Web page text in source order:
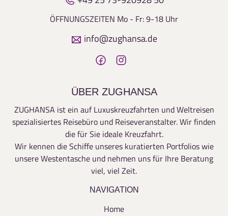
SHUTTERSTOCK
ÖFFNUNGSZEITEN Mo - Fr: 9-18 Uhr
info@zughansa.de
ÜBER ZUGHANSA
ZUGHANSA ist ein auf Luxuskreuzfahrten und Weltreisen
spezialisiertes Reisebüro und Reiseveranstalter. Wir finden
die für Sie ideale Kreuzfahrt.
Wir kennen die Schiffe unseres kuratierten Portfolios wie
unsere Westentasche und nehmen uns für Ihre Beratung
viel, viel Zeit.
NAVIGATION
Home